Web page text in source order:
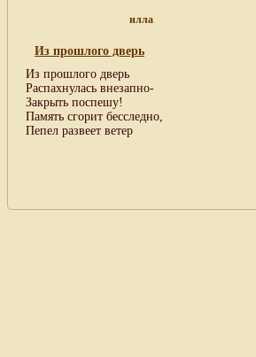
илла
Из прошлого дверь
Из прошлого дверь
Распахнулась внезапно-
Закрыть поспешу!
Память сгорит бесследно,
Пепел развеет ветер